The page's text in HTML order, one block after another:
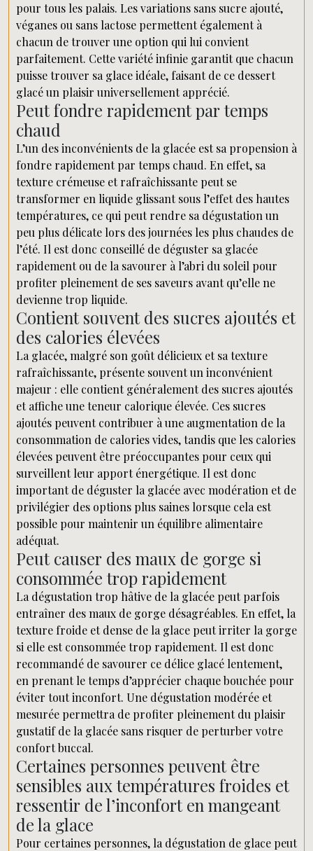
pour tous les palais. Les variations sans sucre ajouté,
véganes ou sans lactose permettent également à
chacun de trouver une option qui lui convient
parfaitement. Cette variété infinie garantit que chacun
puisse trouver sa glace idéale, faisant de ce dessert
glacé un plaisir universellement apprécié.
Peut fondre rapidement par temps
chaud
L’un des inconvénients de la glacée est sa propension à
fondre rapidement par temps chaud. En effet, sa
texture crémeuse et rafraîchissante peut se
transformer en liquide glissant sous l’effet des hautes
températures, ce qui peut rendre sa dégustation un
peu plus délicate lors des journées les plus chaudes de
l’été. Il est donc conseillé de déguster sa glacée
rapidement ou de la savourer à l’abri du soleil pour
profiter pleinement de ses saveurs avant qu’elle ne
devienne trop liquide.
Contient souvent des sucres ajoutés et
des calories élevées
La glacée, malgré son goût délicieux et sa texture
rafraîchissante, présente souvent un inconvénient
majeur : elle contient généralement des sucres ajoutés
et affiche une teneur calorique élevée. Ces sucres
ajoutés peuvent contribuer à une augmentation de la
consommation de calories vides, tandis que les calories
élevées peuvent être préoccupantes pour ceux qui
surveillent leur apport énergétique. Il est donc
important de déguster la glacée avec modération et de
privilégier des options plus saines lorsque cela est
possible pour maintenir un équilibre alimentaire
adéquat.
Peut causer des maux de gorge si
consommée trop rapidement
La dégustation trop hâtive de la glacée peut parfois
entraîner des maux de gorge désagréables. En effet, la
texture froide et dense de la glace peut irriter la gorge
si elle est consommée trop rapidement. Il est donc
recommandé de savourer ce délice glacé lentement,
en prenant le temps d’apprécier chaque bouchée pour
éviter tout inconfort. Une dégustation modérée et
mesurée permettra de profiter pleinement du plaisir
gustatif de la glacée sans risquer de perturber votre
confort buccal.
Certaines personnes peuvent être
sensibles aux températures froides et
ressentir de l’inconfort en mangeant
de la glace
Pour certaines personnes, la dégustation de glace peut